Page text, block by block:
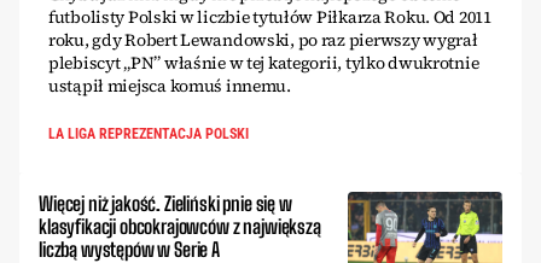
futbolisty Polski w liczbie tytułów Piłkarza Roku. Od 2011
roku, gdy Robert Lewandowski, po raz pierwszy wygrał
plebiscyt „PN” właśnie w tej kategorii, tylko dwukrotnie
ustąpił miejsca komuś innemu.
LA LIGA REPREZENTACJA POLSKI
Więcej niż jakość. Zieliński pnie się w
klasyfikacji obcokrajowców z największą
liczbą występów w Serie A